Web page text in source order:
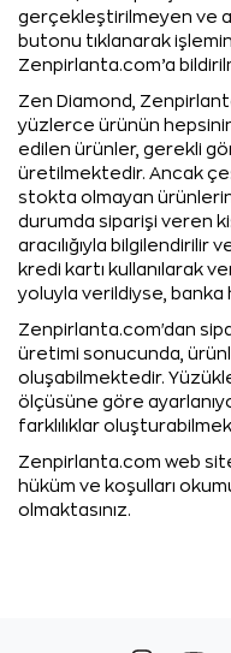
gerçekleştirilmeyen ve
butonu tıklanarak
Zenpirlanta.com’a
Zen Diamond,
yüzlerce ürünün
edilen ürünler, gerekli
üretilmektedir. Ancak
stokta olmayan
durumda siparişi veren
aracılığıyla bilgilendirilir
kredi kartı kullanılarak
yoluyla verildiyse, banka
Zenpirlanta.com'dan
üretimi sonucunda,
oluşabilmektedir.
ölçüsüne göre
farklılıklar
Zenpirlanta.com web
hüküm ve koşulları
olmaktasınız.